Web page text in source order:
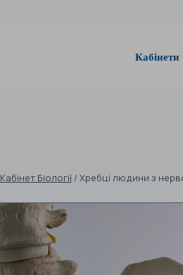
Кабінети
Кабінет Біології / Хребці людини з